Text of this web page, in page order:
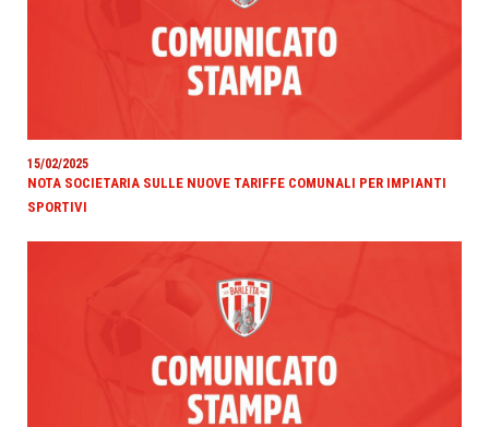
15/02/2025
NOTA SOCIETARIA SULLE NUOVE TARIFFE COMUNALI PER IMPIANTI
SPORTIVI